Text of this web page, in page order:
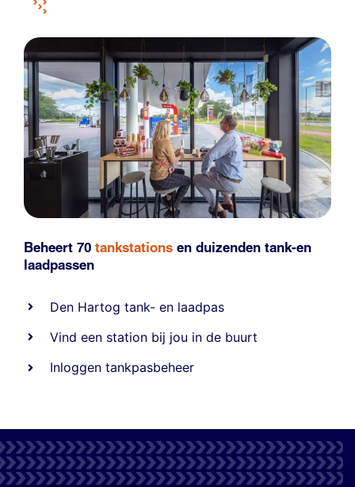
Beheert 70 tankstations en duizenden tank-en
laadpassen
Den Hartog tank- en laadpas
Vind een station bij jou in de buurt
Inloggen tankpasbeheer